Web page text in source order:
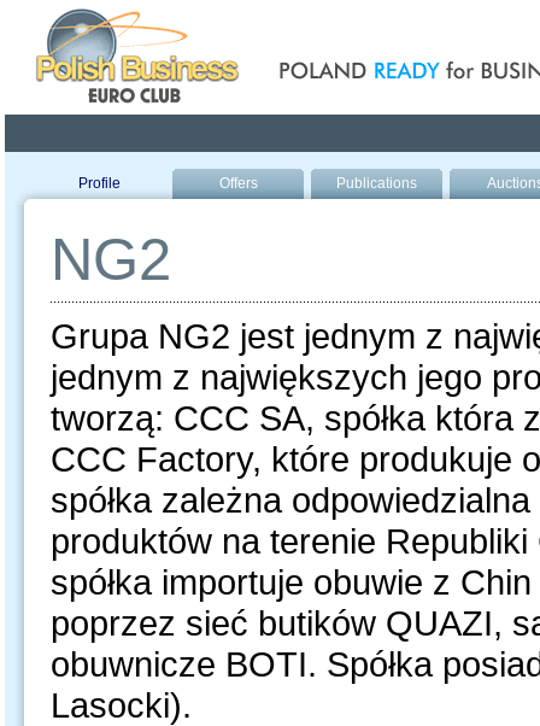
Profile Offers Publications
NG2
Grupa NG2 jest jednym z
jednym z największych jego
tworzą: CCC SA, spółka która
CCC Factory, które produkuje
spółka zależna
produktów na terenie
spółka importuje obuwie z
poprzez sieć butików QUAZI,
obuwnicze BOTI. Spółka
Lasocki).